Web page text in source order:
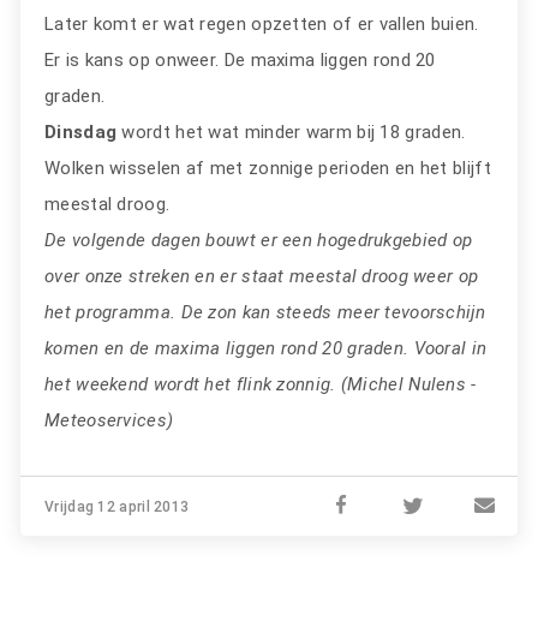
Later komt er wat regen opzetten of er vallen buien.
Er is kans op onweer. De maxima liggen rond 20
graden.
Dinsdagwordt het wat minder warm bij 18 graden.
Wolken wisselen af met zonnige perioden en het blijft
meestal droog.
De volgende dagen bouwt er een hogedrukgebied op
over onze streken en er staat meestal droog weer op
het programma. De zon kan steeds meer tevoorschijn
komen en de maxima liggen rond 20 graden. Vooral in
het weekend wordt het flink zonnig. (Michel Nulens -
Meteoservices)
Vrijdag 12 april 2013